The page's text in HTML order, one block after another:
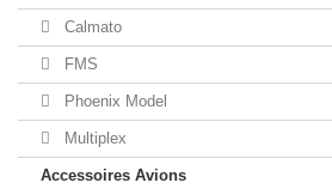
Calmato
FMS
Phoenix Model
Multiplex
Accessoires Avions